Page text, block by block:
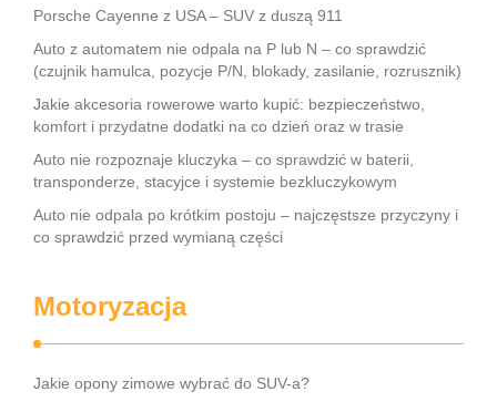
Porsche Cayenne z USA – SUV z duszą 911
Auto z automatem nie odpala na P lub N – co sprawdzić
(czujnik hamulca, pozycje P/N, blokady, zasilanie, rozrusznik)
Jakie akcesoria rowerowe warto kupić: bezpieczeństwo,
komfort i przydatne dodatki na co dzień oraz w trasie
Auto nie rozpoznaje kluczyka – co sprawdzić w baterii,
transponderze, stacyjce i systemie bezkluczykowym
Auto nie odpala po krótkim postoju – najczęstsze przyczyny i
co sprawdzić przed wymianą części
Motoryzacja
Jakie opony zimowe wybrać do SUV-a?